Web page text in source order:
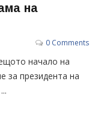
на
0 Comments
начало на
за президента на